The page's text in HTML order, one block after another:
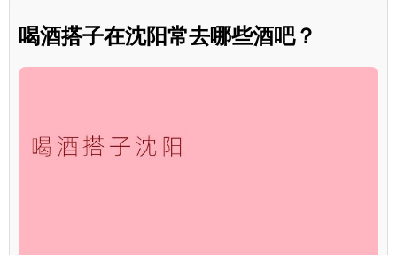
喝酒搭子在沈阳常去哪些酒吧？